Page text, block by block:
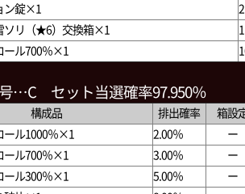
ン錠×1
ソリ（★6）交換箱×1
ール700％×1
…C セット当選確率97.950％
構成品 排出確率
箱設
ール1000％×1
2.00％
ー
ール700％×1
3.00％
ー
ール300％×1
5.00％
ー